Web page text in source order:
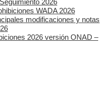
2026
WADA 2026
modificaciones y notas
2026 versión ONAD –